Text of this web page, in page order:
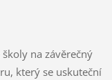
na závěrečný
který se uskuteční